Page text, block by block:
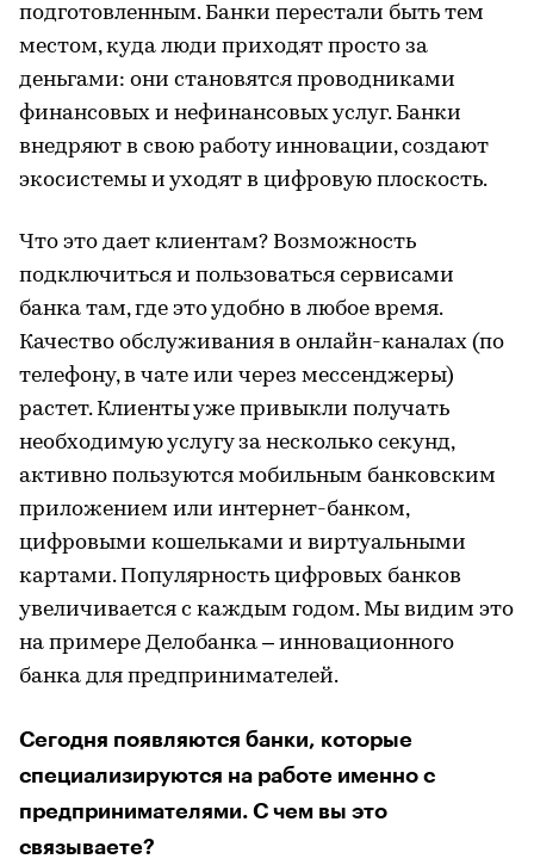
подготовленным. Банки перестали быть тем
местом, куда люди приходят просто за
деньгами: они становятся проводниками
финансовых и нефинансовых услуг. Банки
внедряют в свою работу инновации, создают
экосистемы и уходят в цифровую плоскость.
Что это дает клиентам? Возможность
подключиться и пользоваться сервисами
банка там, где это удобно в любое время.
Качество обслуживания в онлайн-каналах (по
телефону, в чате или через мессенджеры)
растет. Клиенты уже привыкли получать
необходимую услугу за несколько секунд,
активно пользуются мобильным банковским
приложением или интернет-банком,
цифровыми кошельками и виртуальными
картами. Популярность цифровых банков
увеличивается с каждым годом. Мы видим это
на примере Делобанка – инновационного
банка для предпринимателей.
Сегодня появляются банки, которые
специализируются на работе именно с
предпринимателями. С чем вы это
связываете?